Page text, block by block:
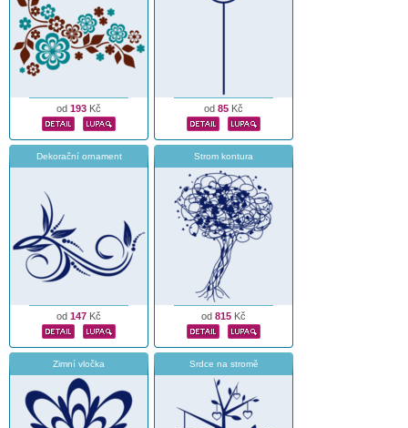
od 193 Kč od 85 Kč
Dekorační ornament
od 147 Kč
Strom kontura
od 815 Kč
Zimní vločka Srdce na stromě